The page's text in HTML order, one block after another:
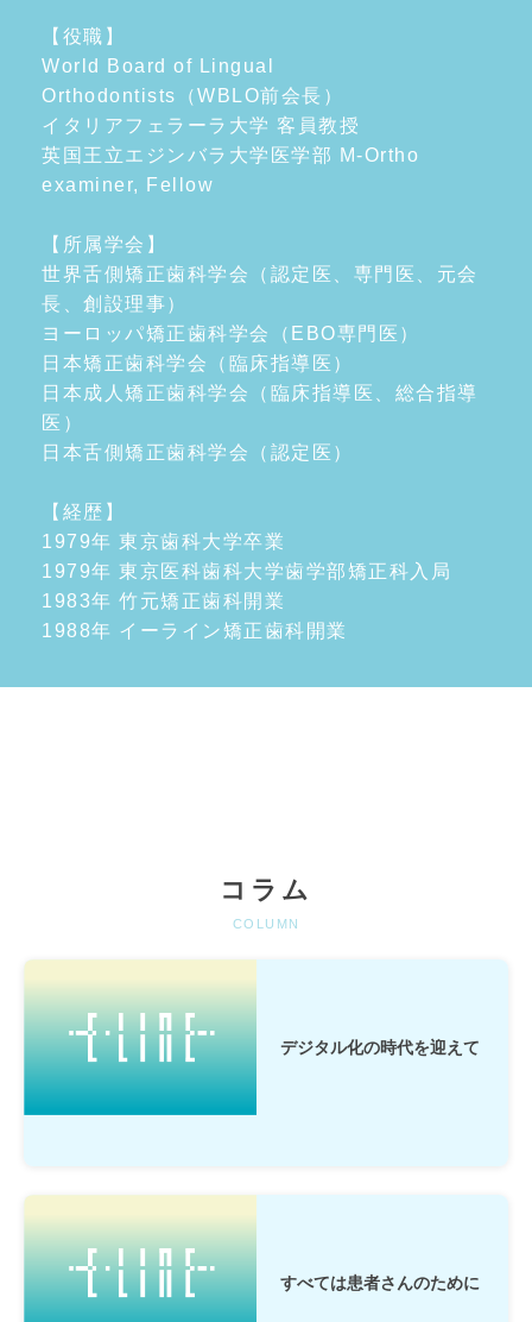
【役職】
World Board of Lingual
Orthodontists（WBLO前会長）
イタリアフェラーラ大学 客員教授
英国王立エジンバラ大学医学部 M-Ortho
examiner, Fellow
【所属学会】
世界舌側矯正歯科学会（認定医、専門医、元会
長、創設理事）
ヨーロッパ矯正歯科学会（EBO専門医）
日本矯正歯科学会（臨床指導医）
日本成人矯正歯科学会（臨床指導医、総合指導
医）
日本舌側矯正歯科学会（認定医）
【経歴】
1979年 東京歯科大学卒業
1979年 東京医科歯科大学歯学部矯正科入局
1983年 竹元矯正歯科開業
1988年 イーライン矯正歯科開業
コラム
COLUMN
デジタル化の時代を迎えて
すべては患者さんのために